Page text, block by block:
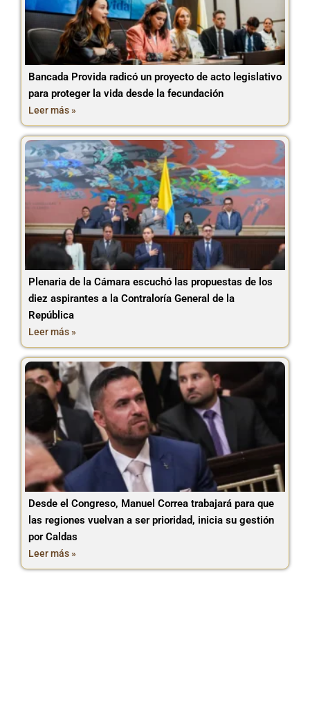
Bancada Provida radicó un proyecto de acto legislativo
para proteger la vida desde la fecundación
Leer más »
Plenaria de la Cámara escuchó las propuestas de los
diez aspirantes a la Contraloría General de la
República
Leer más »
Desde el Congreso, Manuel Correa trabajará para que
las regiones vuelvan a ser prioridad, inicia su gestión
por Caldas
Leer más »